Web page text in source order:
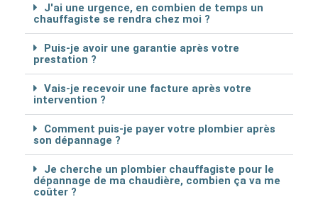
J'ai une urgence, en combien de temps un
chauffagiste se rendra chez moi ?
Puis-je avoir une garantie après votre
prestation ?
Vais-je recevoir une facture après votre
intervention ?
Comment puis-je payer votre plombier après
son dépannage ?
Je cherche un plombier chauffagiste pour le
dépannage de ma chaudière, combien ça va me
coûter ?